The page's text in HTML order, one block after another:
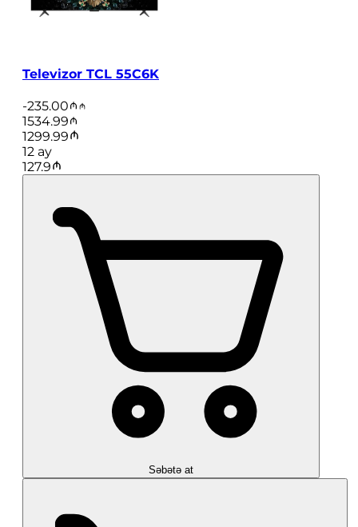
Televizor TCL 55C6K
-235.00
1534.99
1299.99
12 ay
127.9
Səbətə at